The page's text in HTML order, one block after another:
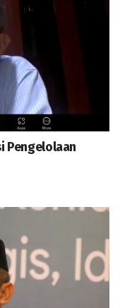
Pengelolaan